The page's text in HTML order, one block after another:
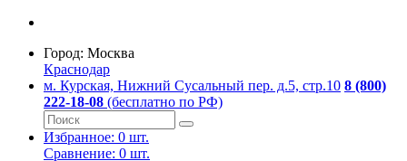
Город: Москва
Краснодар
м. Курская, Нижний Сусальный пер. д.5, стр.10 8 (800)
222-18-08 (бесплатно по РФ)
Избранное: 0 шт.
Сравнение: 0 шт.